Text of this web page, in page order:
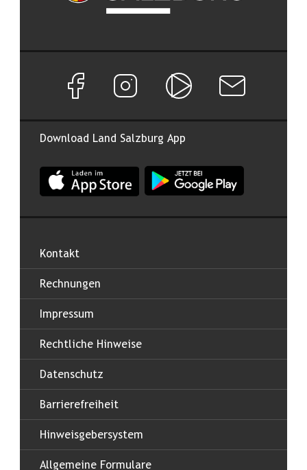
Download Land Salzburg App
App Land Salzburg im Apple App Store
App Land Salzburg im
Facebook Seite von Land Salzburg
Instagram Seite von Land Salzburg
Salzburg ONNewsletter
Kontakt
Rechnungen
Impressum
Rechtliche Hinweise
Datenschutz
Barrierefreiheit
Hinweisgebersystem
Allgemeine Formulare